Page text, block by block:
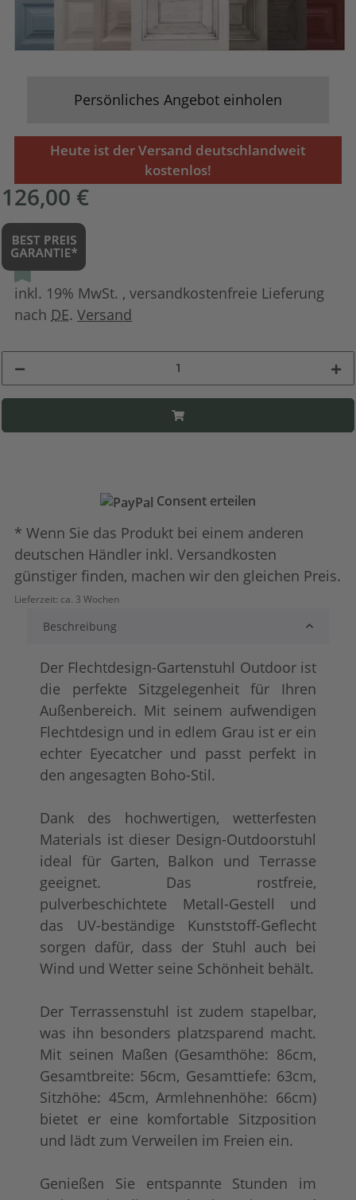
Persönliches Angebot einholen
Heute ist der Versand deutschlandweit
kostenlos!
126,00 €
inkl. 19% MwSt. , versandkostenfreie Lieferung
nach DE.Versand
Consent erteilen
* Wenn Sie das Produkt bei einem anderen
deutschen Händler inkl. Versandkosten
günstiger finden, machen wir den gleichen Preis.
Lieferzeit: ca. 3 Wochen
Beschreibung
Der Flechtdesign-Gartenstuhl Outdoor ist
die perfekte Sitzgelegenheit für Ihren
Außenbereich. Mit seinem aufwendigen
Flechtdesign und in edlem Grau ist er ein
echter Eyecatcher und passt perfekt in
den angesagten Boho-Stil.
Dank des hochwertigen, wetterfesten
Materials ist dieser Design-Outdoorstuhl
ideal für Garten, Balkon und Terrasse
geeignet. Das rostfreie,
pulverbeschichtete Metall-Gestell und
das UV-beständige Kunststoff-Geflecht
sorgen dafür, dass der Stuhl auch bei
Wind und Wetter seine Schönheit behält.
Der Terrassenstuhl ist zudem stapelbar,
was ihn besonders platzsparend macht.
Mit seinen Maßen (Gesamthöhe: 86cm,
Gesamtbreite: 56cm, Gesamttiefe: 63cm,
Sitzhöhe: 45cm, Armlehnenhöhe: 66cm)
bietet er eine komfortable Sitzposition
und lädt zum Verweilen im Freien ein.
Genießen Sie entspannte Stunden im